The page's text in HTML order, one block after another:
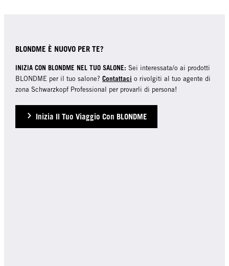
BLONDME È NUOVO PER TE?
INIZIA CON BLONDME NEL TUO SALONE: Sei interessata/o ai prodotti
BLONDME per il tuo salone? Contattaci o rivolgiti al tuo agente di
zona Schwarzkopf Professional per provarli di persona!
Inizia Il Tuo Viaggio Con BLONDME